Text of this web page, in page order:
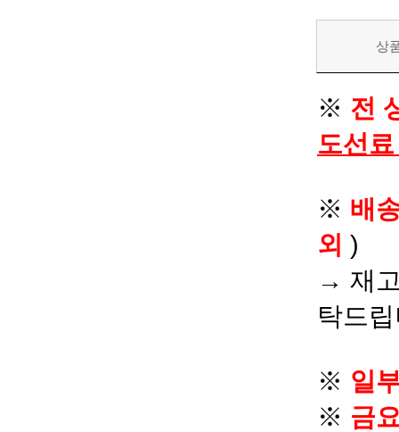
상
※ 전
도선
※ 배
외 )
→ 재
탁드
※ 일
※ 금